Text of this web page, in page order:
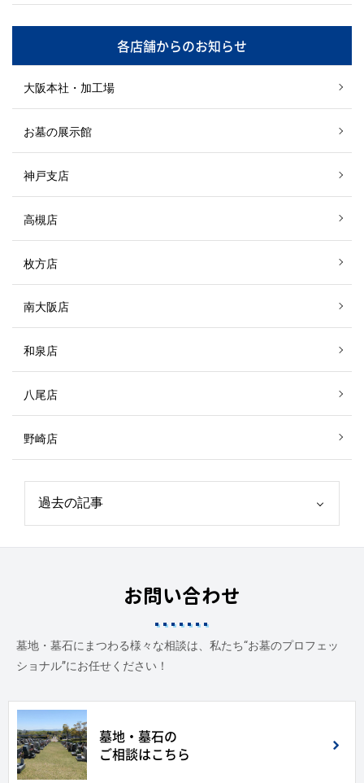
各店舗からのお知らせ
大阪本社・加工場
お墓の展示館
神戸支店
高槻店
枚方店
南大阪店
和泉店
八尾店
野崎店
お問い合わせ
墓地・墓石にまつわる様々な相談は、私たち“お墓のプロフェッ
ショナル”にお任せください！
墓地・墓石の
ご相談はこちら